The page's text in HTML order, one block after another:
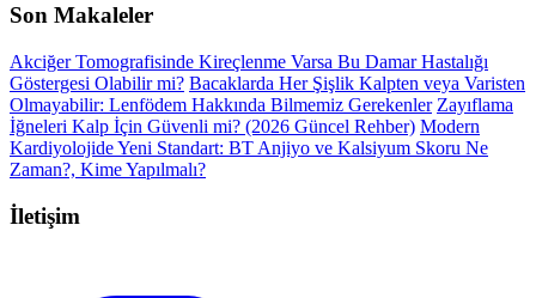
Son Makaleler
Akciğer Tomografisinde Kireçlenme Varsa Bu Damar Hastalığı
Göstergesi Olabilir mi? Bacaklarda Her Şişlik Kalpten veya Varisten
Olmayabilir: Lenfödem Hakkında Bilmemiz Gerekenler Zayıflama
İğneleri Kalp İçin Güvenli mi? (2026 Güncel Rehber) Modern
Kardiyolojide Yeni Standart: BT Anjiyo ve Kalsiyum Skoru Ne
Zaman?, Kime Yapılmalı?
İletişim